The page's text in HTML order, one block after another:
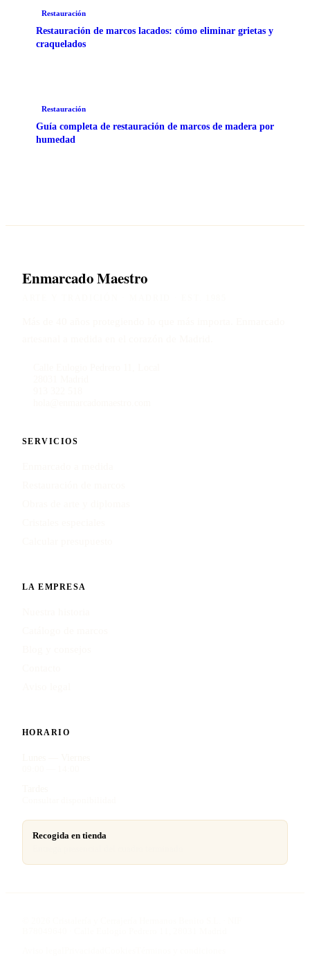
Restauración
Restauración de marcos lacados: cómo eliminar grietas y
craquelados
Restauración
Guía completa de restauración de marcos de madera por
humedad
Enmarcado Maestro
SERVICIOS
LA EMPRESA
HORARIO
Recogida en tienda